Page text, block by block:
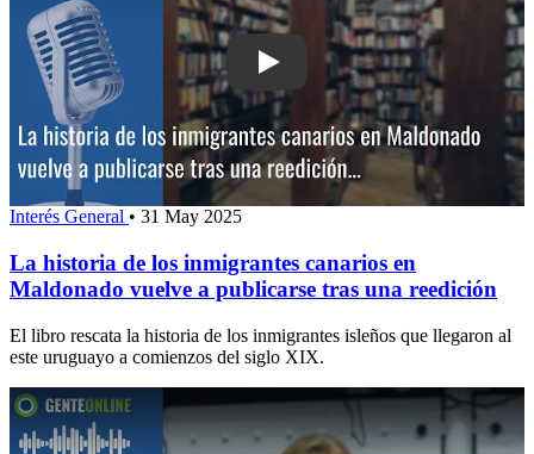
Play: La historia de los inmigrantes
Interés General • 31 May 2025
La historia de los inmigrantes canarios en
Maldonado vuelve a publicarse tras una reedición
El libro rescata la historia de los inmigrantes isleños que llegaron al
este uruguayo a comienzos del siglo XIX.